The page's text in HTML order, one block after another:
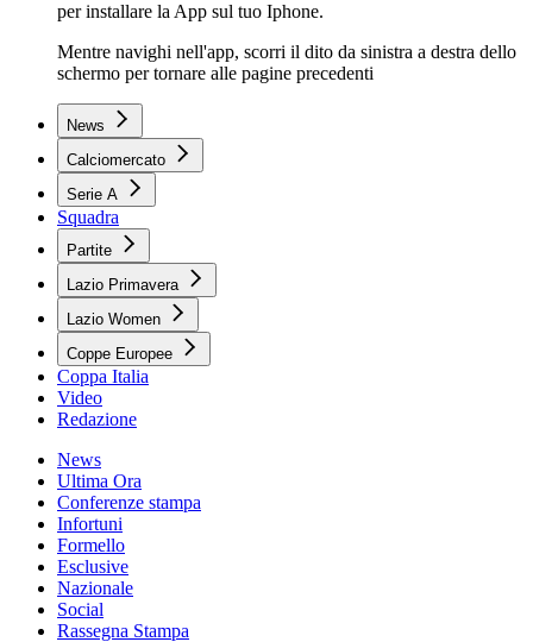
per installare la App sul tuo Iphone.
Mentre navighi nell'app, scorri il dito da sinistra a destra dello
schermo per tornare alle pagine precedenti
News
Calciomercato
Serie A
Squadra
Partite
Lazio Primavera
Lazio Women
Coppe Europee
Coppa Italia
Video
Redazione
News
Ultima Ora
Conferenze stampa
Infortuni
Formello
Esclusive
Nazionale
Social
Rassegna Stampa